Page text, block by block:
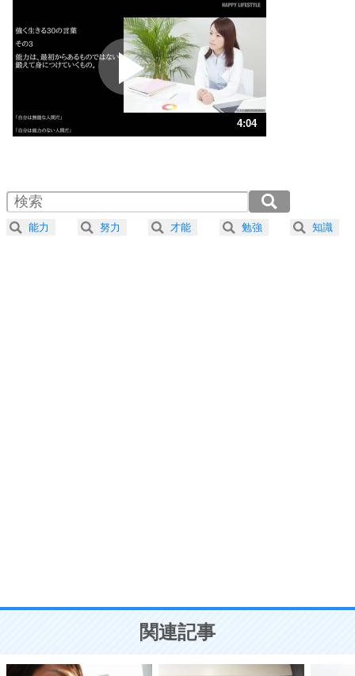
いらいらしない人になる30の方法
プラス思考
ポジティブになれない原因は、行動しないから。
ポジティブ思考になる30の方法
ストレス対策
人生、なんとかなるもの。
気楽に生きる30の方法
4 器の大きい人は、怒りを優しさで表現する。
プラス思考
ことが大切。
4:04
2.0倍速 （479KB 2分2秒）
2.5倍速 （384KB 1分37秒）
3.0倍速 （320KB 1分21秒）
能力 努力 才能 勉強 知識
関連記事